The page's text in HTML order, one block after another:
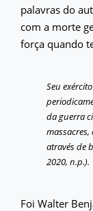
palavras do
com a morte
força quando
Seu
da guerra
através de
2020, n.p.).
Foi Walter